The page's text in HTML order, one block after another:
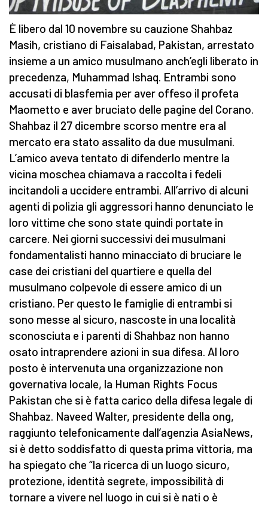
È libero dal 10 novembre su cauzione Shahbaz
Masih, cristiano di Faisalabad, Pakistan, arrestato
insieme a un amico musulmano anch’egli liberato in
precedenza, Muhammad Ishaq. Entrambi sono
accusati di blasfemia per aver offeso il profeta
Maometto e aver bruciato delle pagine del Corano.
Shahbaz il 27 dicembre scorso mentre era al
mercato era stato assalito da due musulmani.
L’amico aveva tentato di difenderlo mentre la
vicina moschea chiamava a raccolta i fedeli
incitandoli a uccidere entrambi. All’arrivo di alcuni
agenti di polizia gli aggressori hanno denunciato le
loro vittime che sono state quindi portate in
carcere. Nei giorni successivi dei musulmani
fondamentalisti hanno minacciato di bruciare le
case dei cristiani del quartiere e quella del
musulmano colpevole di essere amico di un
cristiano. Per questo le famiglie di entrambi si
sono messe al sicuro, nascoste in una località
sconosciuta e i parenti di Shahbaz non hanno
osato intraprendere azioni in sua difesa. Al loro
posto è intervenuta una organizzazione non
governativa locale, la Human Rights Focus
Pakistan che si è fatta carico della difesa legale di
Shahbaz. Naveed Walter, presidente della ong,
raggiunto telefonicamente dall’agenzia AsiaNews,
si è detto soddisfatto di questa prima vittoria, ma
ha spiegato che “la ricerca di un luogo sicuro,
protezione, identità segrete, impossibilità di
tornare a vivere nel luogo in cui si è nati o è